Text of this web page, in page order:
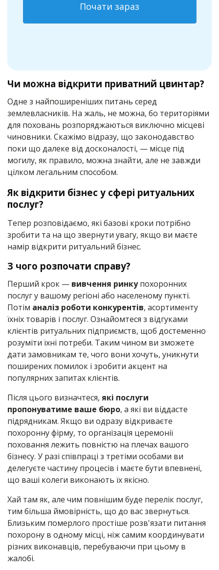
Почати зараз
Чи можна відкрити приватний цвинтар?
Одне з найпоширеніших питань серед
землевласників. На жаль, не можна, бо територіями
для поховань розпоряджаються виключно місцеві
чиновники. Скажімо відразу, що законодавство
поки що далеке від досконалості, — місце під
могилу, як правило, можна знайти, але не завжди
цілком легальним способом.
Як відкрити бізнес у сфері ритуальних
послуг?
Тепер розповідаємо, які базові кроки потрібно
зробити та на що звернути увагу, якщо ви маєте
намір відкрити ритуальний бізнес.
З чого розпочати справу?
Перший крок — вивчення ринкупохоронних
послуг у вашому регіоні або населеному пункті.
Потім аналіз роботи конкурентів, асортименту
їхніх товарів і послуг. Ознайомтеся з відгуками
клієнтів ритуальних підприємств, щоб достеменно
розуміти їхні потреби. Таким чином ви зможете
дати замовникам те, чого вони хочуть, уникнути
поширених помилок і зробити акцент на
популярних запитах клієнтів.
Після цього визначтеся, які послуги
пропонуватиме ваше бюро, а які ви віддасте
підрядникам. Якщо ви одразу відкриваєте
похоронну фірму, то організація церемонії
поховання лежить повністю на плечах вашого
бізнесу. У разі співпраці з третіми особами ви
делегуєте частину процесів і маєте бути впевнені,
що ваші колеги виконають їх якісно.
Хай там як, але чим повнішим буде перелік послуг,
тим більша ймовірність, що до вас звернуться.
Близьким померлого простіше розв'язати питання
похорону в одному місці, ніж самим координувати
різних виконавців, перебуваючи при цьому в
жалобі.